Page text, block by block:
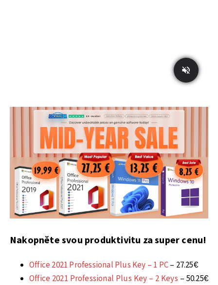
Nakopněte svou produktivitu za super cenu!
Office 2021 Professional Plus Key – 1 PC– 27.25€
Office 2021 Professional Plus Key – 2 Keys – 50.25€